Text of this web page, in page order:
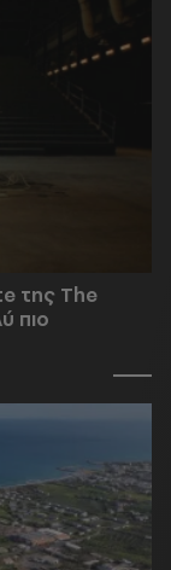
της The
πιο